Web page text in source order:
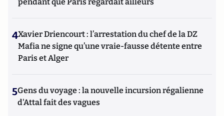
4Xavier Driencourt : l’arrestation du chef de la DZ
Mafia ne signe qu’une vraie-fausse détente entre
Paris et Alger
5Gens du voyage : la nouvelle incursion régalienne
d'Attal fait des vagues